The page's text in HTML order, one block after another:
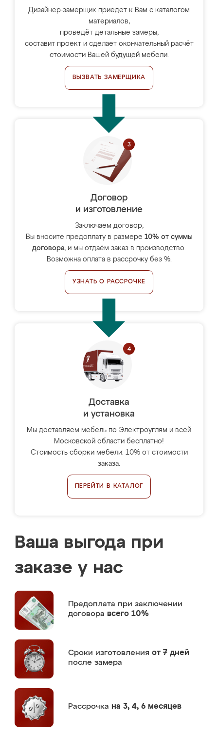
Дизайнер-замерщик приедет к Вам с каталогом
материалов,
проведёт детальные замеры,
составит проект и сделает окончательный расчёт
стоимости Вашей будущей мебели.
ВЫЗВАТЬ ЗАМЕРЩИКА
Договор
и изготовление
Заключаем договор,
Вы вносите предоплату в размере 10% от суммы
договора, и мы отдаём заказ в производство.
Возможна оплата в рассрочку без %.
УЗНАТЬ О РАССРОЧКЕ
Доставка
и установка
Мы доставляем мебель по Электроуглям и всей
Московской области бесплатно!
Стоимость сборки мебели: 10% от стоимости
заказа.
ПЕРЕЙТИ В КАТАЛОГ
Ваша выгода при
заказе у нас
Предоплата при заключении
договора всего 10%
Сроки изготовления от 7 дней
после замера
Рассрочка на 3, 4, 6 месяцев